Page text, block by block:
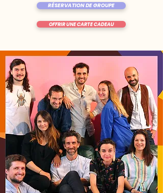
OFFRIR UNE CARTE CADEAU
RÉSERVATION DE GROUPE